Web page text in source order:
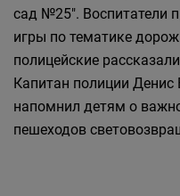
сад №25". Воспитатели
игры по тематике
полицейские
Капитан полиции
напомнил детям о
пешеходов